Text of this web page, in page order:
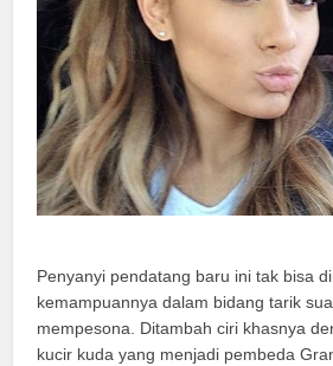
Penyanyi pendatang baru ini tak bisa
kemampuannya dalam bidang tarik
mempesona. Ditambah ciri khasnya
kucir kuda yang menjadi pembeda